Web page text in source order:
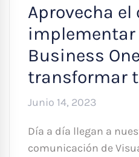
Aprovecha el
implementar
Business
transformar
Junio 14, 2023
Día a día llegan a
comunicación de